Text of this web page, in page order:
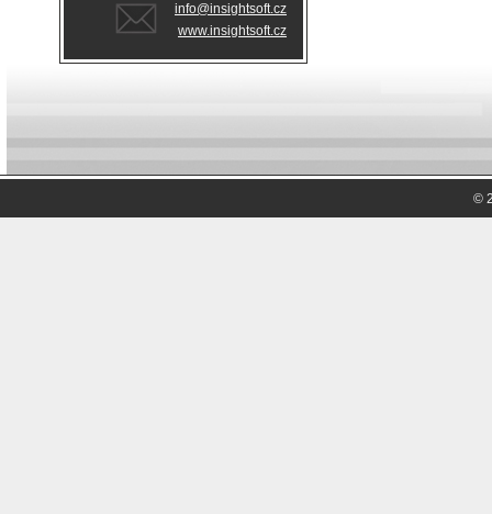
info@insightsoft.cz
www.insightsoft.cz
©